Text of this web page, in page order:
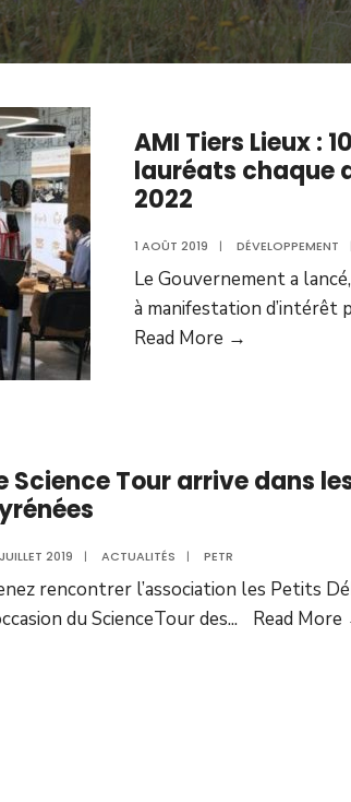
AMI Tiers Lieux :
lauréats chaque
2022
1 AOÛT 2019 | DÉVELOPPEMENT
Le Gouvernement a
à manifestation d’intérêt
Read More →
Science Tour arrive dans
2019 | ACTUALITÉS | PETR
rencontrer l’association les Petits
du ScienceTour des... Read More